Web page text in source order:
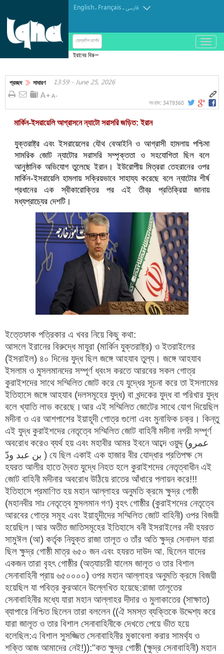
English. Français.فارسی
ডেস্কটপ ভার্শন
باز
و
کردن
ইরানের বিরুদ্ধে ছয় মাসের সংঘাতে আমেরিকান প্রাণহানি ও
প্রচ্ছদ সাধারণ 13:59 - June 25, 2026
সংবাদ: 3479360
মার্কিন-ইসরায়েলি আগ্রাসনে ন্যাটো সরাসরি জড়িত: ইরান
যুক্তরাষ্ট্র এবং ইসরায়েলের যৌথ বেআইনি ও আগ্রাসী হামলায় পশ্চিমা
সামরিক জোট ন্যাটোর সরাসরি সম্পৃক্ততা ও সহযোগিতা ছিল বলে
আনুষ্ঠানিক অভিযোগ তুলেছে ইরান। ইউরোপীয় মিত্ররা তেহরানের ওপর
মার্কিন-ইসরায়েলি হামলায় সক্রিয়ভাবে সাহায্য করেছে বলে ন্যাটোর শীর্ষ
প্রধানের এক স্বীকারোক্তির পর এই তীব্র প্রতিক্রিয়া জানায়
মধ্যপ্রাচ্যের দেশটি।
ইত্তেফাক পত্রিকার এ খবর নিয়ে কিছু কথা:
আসলে ইরানের বিরুদ্ধে মাযুরা (মার্কিন যুক্তরাষ্ট্র) ও ইতরাইলের
(ইসরাইল) ৪০ দিনের যুদ্ধ ছিল জঙ্গে আহযাব তুল্য। জঙ্গে আহযাব
ইসলাম ও মুসলমানদের সম্পূর্ণ ধ্বংস করতে আরবের সকল গোত্র
কুরাইশদের সাথে সম্মিলিত জোট করে যে যুদ্ধের সূচনা করে তা ইসলামের
ইতিহাসে জঙ্গে আহযাব (দলসমূহের যুদ্ধ) বা খন্দকের যুদ্ধ বা পরিখার যুদ্ধ
বলে খ্যাতি লাভ করেছে।আর এই সম্মিলিত জোটের সাথে যোগ দিয়েছিল
মদীনা ও এর আশপাশের ইয়াহূদী গোত্র গুলো এবং মুনাফিক চক্র। কিন্তু
এই যুদ্ধ কুরাইশদের নেতৃত্বে সম্মিলিত জোট বাহিনী মদীনা নগরী সম্পূর্ণ
অবরোধ করেও ব্যর্থ হয় এবং মহাবীর আমর ইবনে আব্দে ওয়ুদ্দ্ (عمرو
بن عبد ودّ ) যে ছিল একাই এক হাজার বীর যোদ্ধার প্রতিপক্ষ সে
হযরত আলীর হাতে দ্বৈত যুদ্ধে নিহত হলে কুরাইশদের নেতৃত্বাধীন এই
জোট বাহিনী মদীনার অবরোধ উঠিয়ে রাতের আঁধারে পলায়ন করে!!!
ইতিহাসে প্রমাণিত হয় মহান আল্লাহর অনুমতি ক্রমে ক্ষুদ্র গোষ্ঠী
(মহানবীর সাঃ নেতৃত্বে মুসলমান গণ) বৃহৎ গোষ্ঠীর (কুরাইশদের নেতৃত্বে
আরবের গোত্র সমূহ এবং ইয়াহূদীদের সম্মিলিত জোট বাহিনী) ওপর বিজয়ী
হয়েছিল।আর অতীত জাতিসমূহের ইতিহাসে বনী ইসরাইলের নবী হযরত
সামুঈল (আ) কর্তৃক নিযুক্ত রাজা তালূত ও তাঁর অতি ক্ষুদ্র সেনাদল যারা
ছিল ক্ষুদ্র গোষ্ঠী মাত্র ৬৫০ জন এবং হযরত দাউদ আ. ছিলেন যাদের
একজন তারা বৃহৎ গোষ্ঠীর (অত্যাচারী যালেম জালূত ও তার বিশাল
সেনাবাহিনী প্রায় ৬৫০০০০) ওপর মহান আল্লাহর অনুমতি ক্রমে বিজয়ী
হয়েছিল যা পবিত্র কুরআনে উল্লেখিত হয়েছে:রাজা তালূতের
সেনাবাহিনীর মধ্যে যারা মহান আল্লাহর দীদার ও মুলাকাতের (সাক্ষাত)
ব্যাপারে নিশ্চিত ছিলেন তারা বললেন ((ঐ সমস্ত ব্যক্তিকে উদ্দেশ্য করে
যারা জালূত ও তার বিশাল সেনাবাহিনীকে দেখতে পেয়ে ভীত হয়ে
বলেছিল:এ বিশাল সুসজ্জিত সেনাবাহিনীর মুকাবেলা করার সামর্থ্য ও
শক্তি আজ আমাদের নেই!)):"কত ক্ষুদ্র গোষ্ঠী (ক্ষুদ্র সেনাবাহিনী) মহান